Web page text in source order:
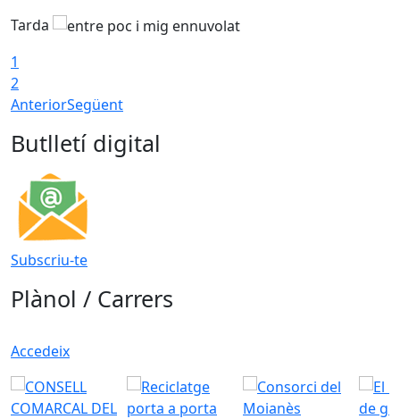
Tarda
1
2
AnteriorSegüent
Butlletí digital
Subscriu-te
Plànol / Carrers
Accedeix